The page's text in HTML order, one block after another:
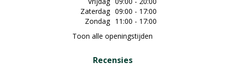
Zaterdag 09:00 - 17:00
Zondag 11:00 - 17:00
Toon alle openingstijden
Recensies